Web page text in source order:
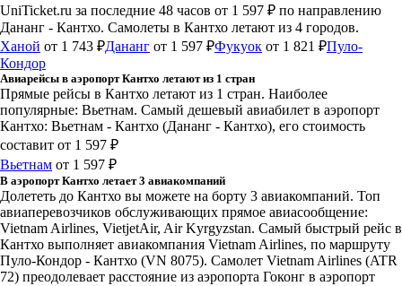
UniTicket.ru за последние 48 часов от 1 597 ₽ по направлению
Дананг - Кантхо. Самолеты в Кантхо летают из 4 городов.
Ханой от 1 743 ₽Дананг от 1 597 ₽Фукуок от 1 821 ₽Пуло-
Кондор
Авиарейсы в аэропорт Кантхо летают из 1 стран
Прямые рейсы в Кантхо летают из 1 стран. Наиболее
популярные: Вьетнам. Самый дешевый авиабилет в аэропорт
Кантхо: Вьетнам - Кантхо (Дананг - Кантхо), его стоимость
составит от 1 597 ₽
Вьетнам от 1 597 ₽
В аэропорт Кантхо летает 3 авиакомпаний
Долететь до Кантхо вы можете на борту 3 авиакомпаний. Топ
авиаперевозчиков обслуживающих прямое авиасообщение:
Vietnam Airlines, VietjetAir, Air Kyrgyzstan. Самый быстрый рейс в
Кантхо выполняет авиакомпания Vietnam Airlines, по маршруту
Пуло-Кондор - Кантхо (VN 8075). Самолет Vietnam Airlines (ATR
72) преодолевает расстояние из аэропорта Гоконг в аэропорт